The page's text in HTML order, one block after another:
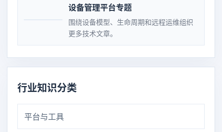
设备管理平台专题
围绕设备模型、生命周期和远程运维组织
更多技术文章。
行业知识分类
平台与工具